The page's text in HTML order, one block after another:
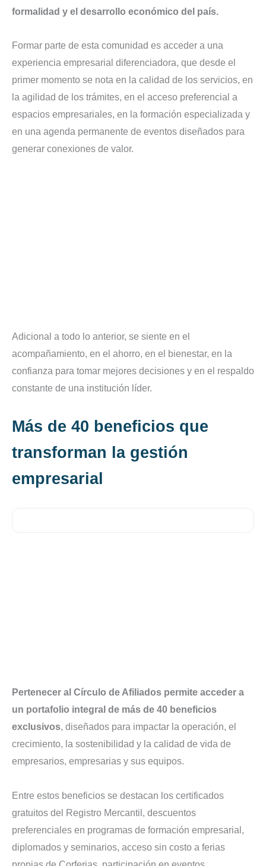
formalidad y el desarrollo económico del país.
Formar parte de esta comunidad es acceder a una
experiencia empresarial diferenciadora, que desde el
primer momento se nota en la calidad de los servicios, en
la agilidad de los trámites, en el acceso preferencial a
espacios empresariales, en la formación especializada y
en una agenda permanente de eventos diseñados para
generar conexiones de valor.
Adicional a todo lo anterior, se siente en el
acompañamiento, en el ahorro, en el bienestar, en la
confianza para tomar mejores decisiones y en el respaldo
constante de una institución líder.
Más de 40 beneficios que
transforman la gestión
empresarial
Pertenecer al Círculo de Afiliados permite acceder a
un portafolio integral de más de 40 beneficios
exclusivos, diseñados para impactar la operación, el
crecimiento, la sostenibilidad y la calidad de vida de
empresarios, empresarias y sus equipos.
Entre estos beneficios se destacan los certificados
gratuitos del Registro Mercantil, descuentos
preferenciales en programas de formación empresarial,
diplomados y seminarios, acceso sin costo a ferias